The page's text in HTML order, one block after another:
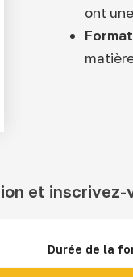
ont
et inscrivez-
Durée de la